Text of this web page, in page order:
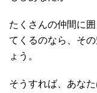
たくさんの仲間に
てくるのなら、そ
ょう。
そうすれば、あな